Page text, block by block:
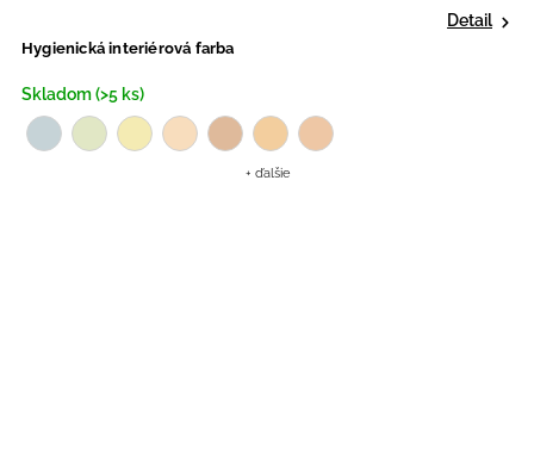
Hygienická interiérová farba
Skladom (>5 ks)
Detail
+ ďalšie